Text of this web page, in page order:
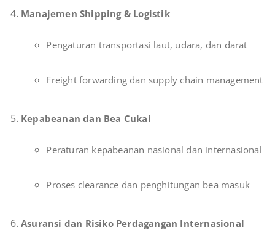
Manajemen Shipping & Logistik
Pengaturan transportasi laut, udara, dan darat
Freight forwarding dan supply chain management
Kepabeanan dan Bea Cukai
Peraturan kepabeanan nasional dan internasional
Proses clearance dan penghitungan bea masuk
Asuransi dan Risiko Perdagangan Internasional